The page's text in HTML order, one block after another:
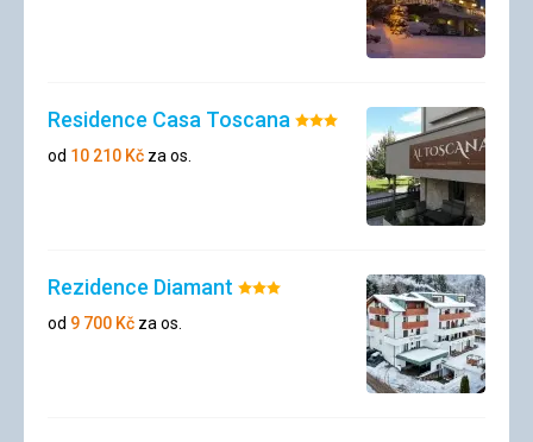
Residence Casa ToscanaHodnocení:
od 10 210 Kč za os.
Rezidence Diamant Hodnocení:
od 9 700 Kč za os.